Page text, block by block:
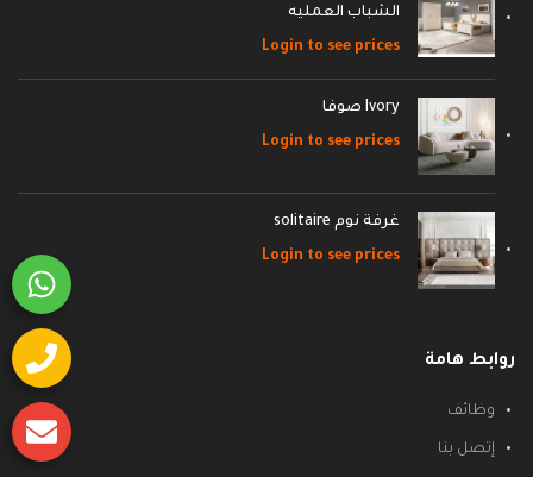
الشباب العمليه
Login to see prices
Ivory صوفا
Login to see prices
غرفة نوم solitaire
Login to see prices
روابط هامة
وظائف
إتصل بنا